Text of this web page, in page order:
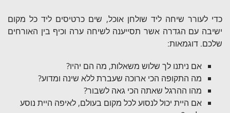
כדי לעורר שיחה ליד שולחן אוכל, שים כרטיסים ליד כל מקום
ישיבה עם הגדרה אשר תסייענה לשיחה ערה וכיף בין האורחים
שלכם. דוגמאות:
אם ניתנו לך שלוש משאלות, מה הם יהיו?
מה התקופה הכי ארוכה שעברת ללא שינה ומדוע?
מהו ההרגל שאתה הכי גאה לשבור?
אם היית יכול לנסוע לכל מקום בעולם, לאיפה היית נוסע